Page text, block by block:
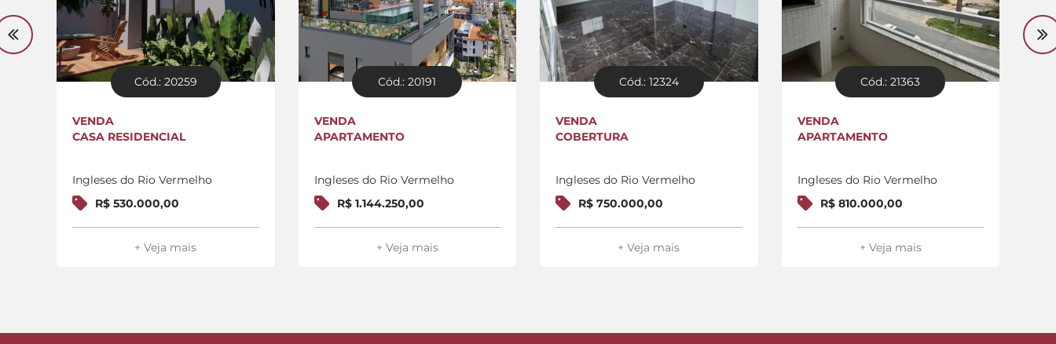
Cód.: 20259
VENDA
CASA RESIDENCIAL
Ingleses do Rio Vermelho
R$ 530.000,00
+ Veja mais
Cód.: 20191
VENDA
APARTAMENTO
Ingleses do Rio Vermelho
R$ 1.144.250,00
+ Veja mais
Cód.: 12324
VENDA
COBERTURA
Ingleses do Rio Vermelho
R$ 750.000,00
+ Veja mais
Cód.: 21363
VENDA
APARTAMENTO
Ingleses do Rio Vermelho
R$ 810.000,00
+ Veja mais